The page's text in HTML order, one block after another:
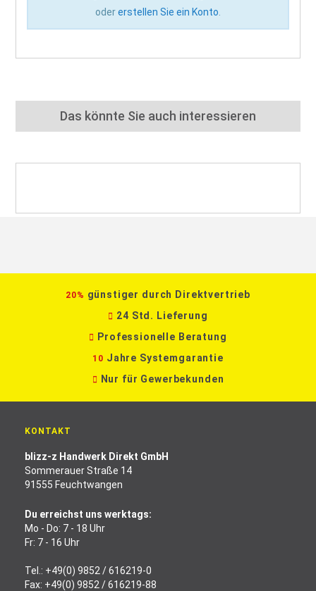
odererstellen Sie ein Konto
Das könnte Sie auch interessieren
20% günstiger durch Direktvertrieb
24 Std. Lieferung
Professionelle Beratung
10 Jahre Systemgarantie
Nur für Gewerbekunden
KONTAKT
blizz-z Handwerk Direkt GmbH
Sommerauer Straße 14
91555 Feuchtwangen
Du erreichst uns werktags:
Mo - Do: 7 - 18 Uhr
Fr: 7 - 16 Uhr
Tel.: +49(0) 9852 / 616219-0
Fax: +49(0) 9852 / 616219-88